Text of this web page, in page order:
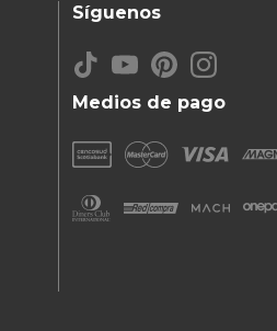
Medios de pago
Síguenos